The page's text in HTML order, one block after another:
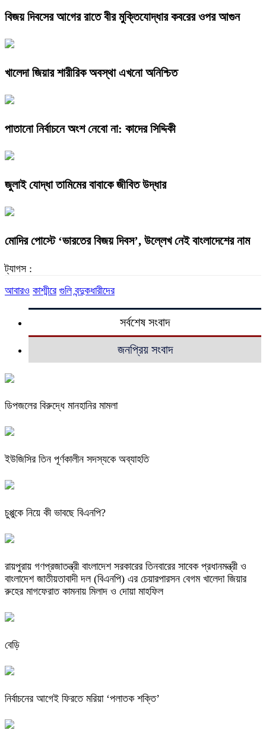
বিজয় দিবসের আগের রাতে বীর মুক্তিযোদ্ধার কবরের ওপর আগুন
খালেদা জিয়ার শারীরিক অবস্থা এখনো অনিশ্চিত
পাতানো নির্বাচনে অংশ নেবো না: কাদের সিদ্দিকী
জুলাই যোদ্ধা তামিমের বাবাকে জীবিত উদ্ধার
মোদির পোস্টে ‘ভারতের বিজয় দিবস’, উল্লেখ নেই বাংলাদেশের নাম
ট্যাগস :
আবারও কাশ্মীরে গুলি বন্দুকধারীদের
সর্বশেষ সংবাদ
জনপ্রিয় সংবাদ
ডিপজলের বিরুদ্ধে মানহানির মামলা
ইউজিসির তিন পূর্ণকালীন সদস্যকে অব্যাহতি
চুপ্পুকে নিয়ে কী ভাবছে বিএনপি?
রায়পুরায় গণপ্রজাতন্ত্রী বাংলাদেশ সরকারের তিনবারের সাবেক প্রধানমন্ত্রী ও
বাংলাদেশ জাতীয়তাবাদী দল (বিএনপি) এর চেয়ারপারসন বেগম খালেদা জিয়ার
রুহের মাগফেরাত কামনায় মিলাদ ও দোয়া মাহফিল
বেড়ি
নির্বাচনের আগেই ফিরতে মরিয়া ‘পলাতক শক্তি’